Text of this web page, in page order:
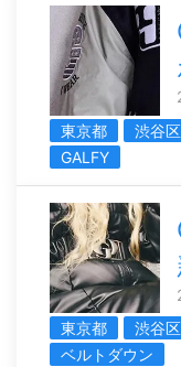
東京都
渋谷区
GALFY
東京都
渋谷区
ベルトダウン